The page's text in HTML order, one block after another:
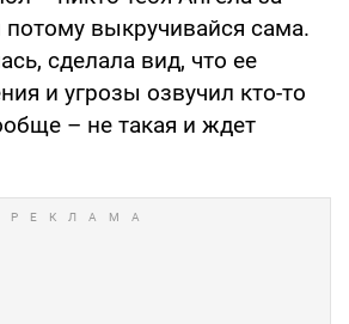
потому выкручивайся сама.
сделала вид, что ее
и угрозы озвучил кто-то
– не такая и ждет